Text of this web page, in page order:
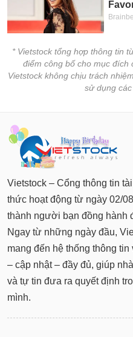
* Vietstock tổng hợp thông tin
điểm công bố cho mục đích
Vietstock không chịu trách
sử dụng
Vietstock – Cổng thông tin
thức hoạt động từ ngày 02/
thành người bạn đồng hành
Ngay từ những ngày đầu,
mang đến hệ thống thông
– cập nhật – đầy đủ, giúp
và tự tin đưa ra quyết định
mình.
Công
cụ
Truyền
thông
tài
Dữ
liệu
chính